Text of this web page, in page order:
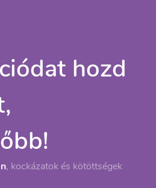
hozd
, kockázatok és kötöttségek